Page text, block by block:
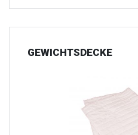
GEWICHTSDECKE